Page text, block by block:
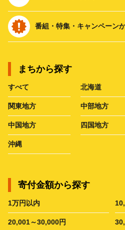
番組・特集・キャンペーン
まちから探す
すべて 北海道
関東地方 中部地方
中国地方 四国地方
沖縄
寄付金額から探す
1万円以内
20,001～30,000円